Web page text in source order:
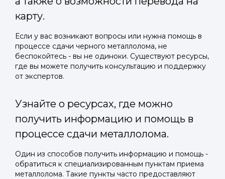
карту.
Если у вас возникают вопросы или нужна помощь в
процессе сдачи черного металлолома, не
беспокойтесь - вы не одиноки. Существуют ресурсы,
где вы можете получить консультацию и поддержку
от экспертов.
Узнайте о ресурсах, где можно
получить информацию и помощь в
процессе сдачи металлолома.
Один из способов получить информацию и помощь -
обратиться к специализированным пунктам приема
металлолома. Такие пункты часто предоставляют